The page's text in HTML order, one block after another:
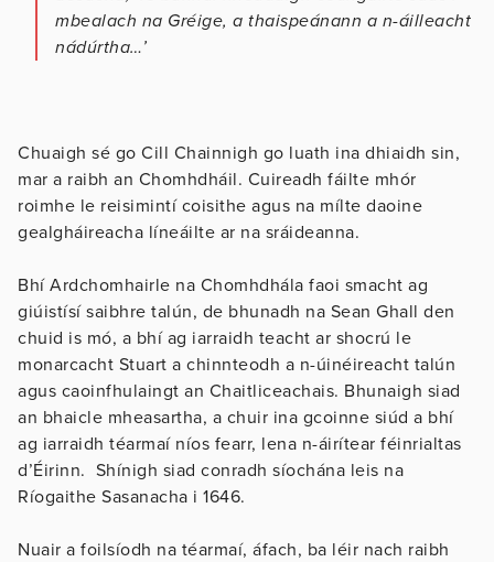
mbealach na Gréige, a thaispeánann a n-áilleacht
nádúrtha…’
Chuaigh sé go Cill Chainnigh go luath ina dhiaidh sin,
mar a raibh an Chomhdháil. Cuireadh fáilte mhór
roimhe le reisimintí coisithe agus na mílte daoine
gealgháireacha líneáilte ar na sráideanna.
Bhí Ardchomhairle na Chomhdhála faoi smacht ag
giúistísí saibhre talún, de bhunadh na Sean Ghall den
chuid is mó, a bhí ag iarraidh teacht ar shocrú le
monarcacht Stuart a chinnteodh a n-úinéireacht talún
agus caoinfhulaingt an Chaitliceachais. Bhunaigh siad
an bhaicle mheasartha, a chuir ina gcoinne siúd a bhí
ag iarraidh téarmaí níos fearr, lena n-áirítear féinrialtas
d’Éirinn. Shínigh siad conradh síochána leis na
Ríogaithe Sasanacha i 1646.
Nuair a foilsíodh na téarmaí, áfach, ba léir nach raibh